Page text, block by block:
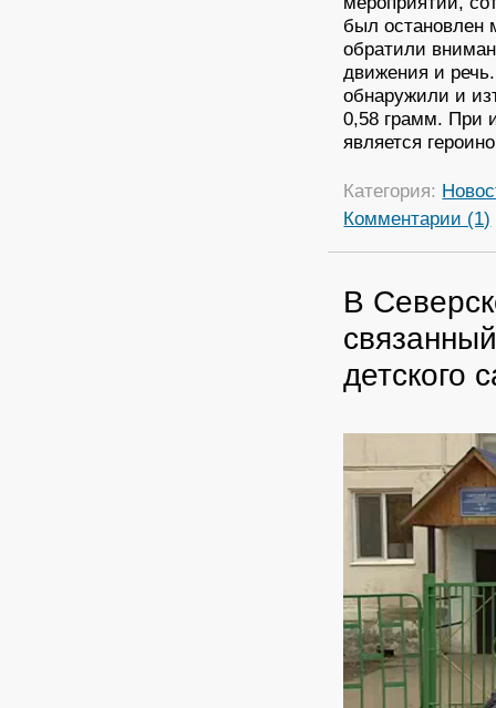
был остановлен
обратили
движения и
обнаружили и
0,58 грамм. При
является
Категория:
Комментарии (1)
В
детского